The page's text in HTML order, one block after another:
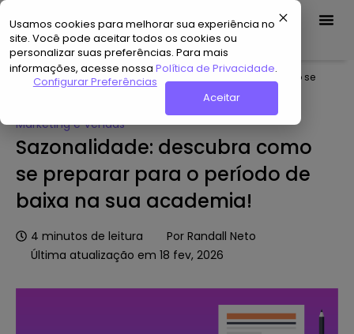
Usamos cookies para melhorar sua experiência no
site. Você pode aceitar todos os cookies ou
personalizar suas preferências. Para mais
informações, acesse nossa Política de Privacidade.
Configurar Preferências
Aceitar
Demo Grátis
Home»Hub de Conteúdo»Sazonalidade: descubra como se
preparar para o período de baixa na sua academia!
Marketing e Vendas
Sazonalidade: descubra como
se preparar para o período de
baixa na sua academia!
4 minutos de leitura Por Randall Neto
Última atualização em 18 fev, 2026